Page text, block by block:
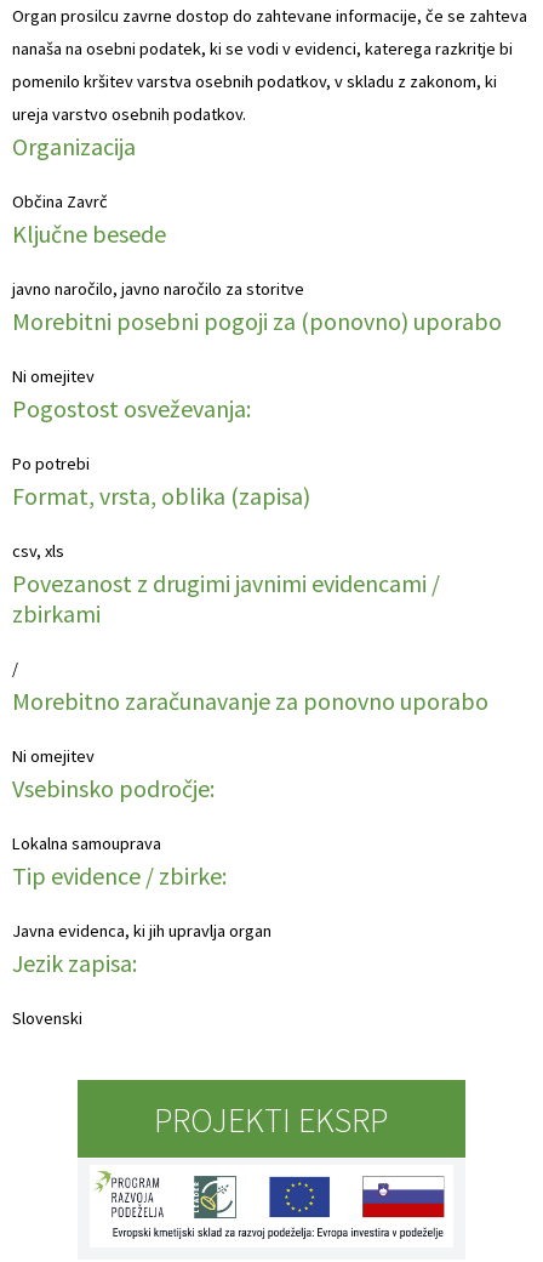
Organ prosilcu zavrne dostop do zahtevane informacije, če se zahteva
nanaša na osebni podatek, ki se vodi v evidenci, katerega razkritje bi
pomenilo kršitev varstva osebnih podatkov, v skladu z zakonom, ki
ureja varstvo osebnih podatkov.
Organizacija
Občina Zavrč
Ključne besede
javno naročilo, javno naročilo za storitve
Morebitni posebni pogoji za (ponovno) uporabo
Ni omejitev
Pogostost osveževanja:
Po potrebi
Format, vrsta, oblika (zapisa)
csv, xls
Povezanost z drugimi javnimi evidencami /
zbirkami
/
Morebitno zaračunavanje za ponovno uporabo
Ni omejitev
Vsebinsko področje:
Lokalna samouprava
Tip evidence / zbirke:
Javna evidenca, ki jih upravlja organ
Jezik zapisa:
Slovenski
PROJEKTI EKSRP
Organigram
Varstvo osebnih podatkov
Strateški dokumenti
Predpisi in odloki
Občinski časopis
Proračun občine